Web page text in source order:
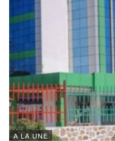
A LA UNE